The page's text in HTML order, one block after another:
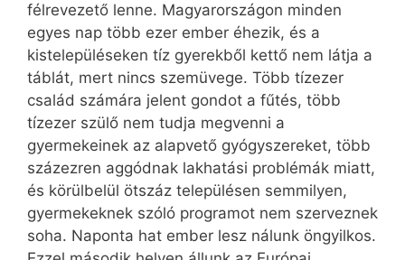
félrevezető lenne. Magyarországon minden
egyes nap több ezer ember éhezik, és a
kistelepüléseken tíz gyerekből kettő nem látja a
táblát, mert nincs szemüvege. Több tízezer
család számára jelent gondot a fűtés, több
tízezer szülő nem tudja megvenni a
gyermekeinek az alapvető gyógyszereket, több
százezren aggódnak lakhatási problémák miatt,
és körülbelül ötszáz településen semmilyen,
gyermekeknek szóló programot nem szerveznek
soha. Naponta hat ember lesz nálunk öngyilkos.